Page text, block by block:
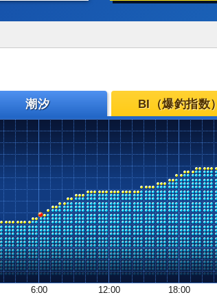
潮汐 BI（爆釣指数）
6:00 12:00 18:00